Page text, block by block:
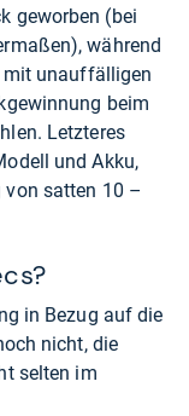
geworben (bei
während
mit unauffälligen
beim
Letzteres
und Akku,
von satten 10 –
in Bezug auf die
nicht, die
selten im